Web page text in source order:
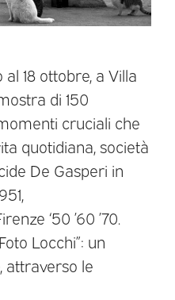
18 ottobre, a Villa
di 150
cruciali che
quotidiana, società
De Gasperi in
‘50 ’60 ’70.
Locchi”: un
attraverso le